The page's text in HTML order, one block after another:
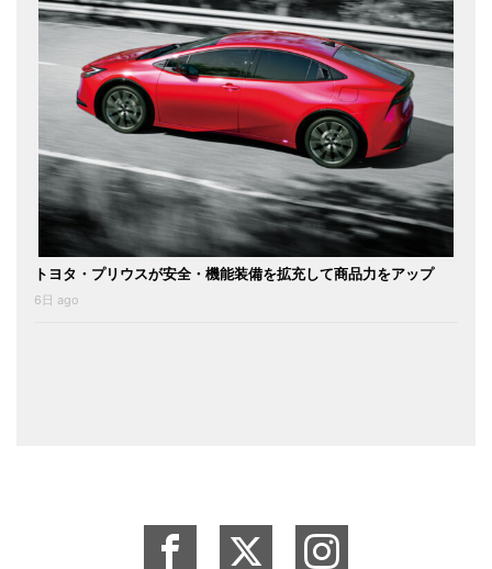
トヨタ・プリウスが安全・機能装備を拡充して商品力をアップ
6日 ago